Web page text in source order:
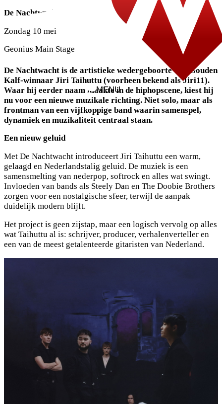
MENU
De Nachtwacht
Zondag 10 mei
Geonius Main Stage
De Nachtwacht is de artistieke wedergeboorte van Gouden
Kalf-winnaar Jiri Taihuttu (voorheen bekend als Jiri11).
Waar hij eerder naam maakte in de hiphopscene, kiest hij
nu voor een nieuwe muzikale richting. Niet solo, maar als
frontman van een vijfkoppige band waarin samenspel,
dynamiek en muzikaliteit centraal staan.
Een nieuw geluid
Met De Nachtwacht introduceert Jiri Taihuttu een warm,
gelaagd en Nederlandstalig geluid. De muziek is een
samensmelting van nederpop, softrock en alles wat swingt.
Invloeden van bands als Steely Dan en The Doobie Brothers
zorgen voor een nostalgische sfeer, terwijl de aanpak
duidelijk modern blijft.
Het project is geen zijstap, maar een logisch vervolg op alles
wat Taihuttu al is: schrijver, producer, verhalenverteller en
een van de meest getalenteerde gitaristen van Nederland.